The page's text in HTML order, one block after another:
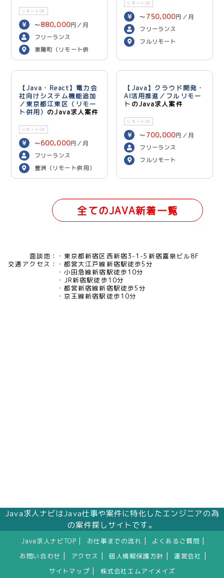
リモートOK
〜880,000円／月
フリーランス
東陽町（リモート併
用）
リモートOK
〜 750,000円／月
フリーランス
フルリモート
【Java・React】電力会
社向けシステム機能追加
／東京都江東区（リモー
ト併用） のJava求人案件
リモートOK
〜600,000円／月
フリーランス
豊洲（リモート併用）
【Java】クラウド開発・
AI活用推進／フルリモー
ト のJava求人案件
リモートOK
〜 700,000円／月
フリーランス
フルリモート
全てのJAVA新着一覧
面談地：
東京都新宿区西新宿3-1-5新宿嘉泉ビル8F
交通アクセス：
都営大江戸線新宿駅徒歩5分
小田急線新宿駅徒歩10分
JR新宿駅徒歩10分
都営新宿線新宿駅徒歩5分
京王線新宿駅徒歩10分
Java求人ナビはJava仕事や案件に特化したエンジニアの為
の案件探しサイトです。
Java求人ナビTOP お仕事までの流れ よくあるご質問
お問い合わせ アクセス 個人情報保護方針 運営会社
サイトマップ 株式会社エムアイメイズ